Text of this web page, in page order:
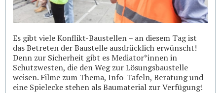
Es gibt viele Konflikt-Baustellen – an diesem Tag ist
das Betreten der Baustelle ausdrücklich erwünscht!
Denn zur Sicherheit gibt es Mediator*innen in
Schutzwesten, die den Weg zur Lösungsbaustelle
weisen. Filme zum Thema, Info-Tafeln, Beratung und
eine Spielecke stehen als Baumaterial zur Verfügung!